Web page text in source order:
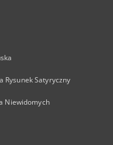
Rysunek Satyryczny
Niewidomych